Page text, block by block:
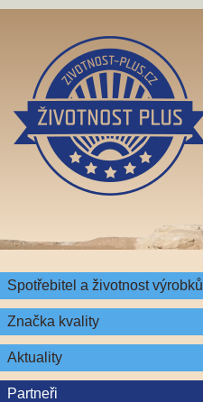
Spotřebitel a životnost výrobků
Značka kvality
Aktuality
Partneři